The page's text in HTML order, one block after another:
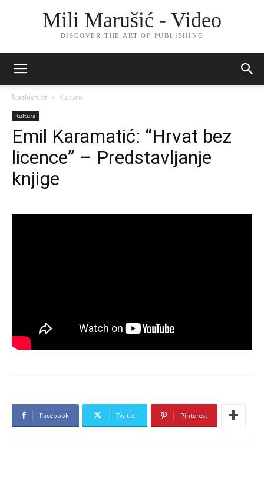
Mili Marušić - Video
DISCOVER THE ART OF PUBLISHING
Naslovnica Kultura
Kultura
Emil Karamatić: “Hrvat bez
licence” – Predstavljanje
knjige
Facebook Twitter Pinterest